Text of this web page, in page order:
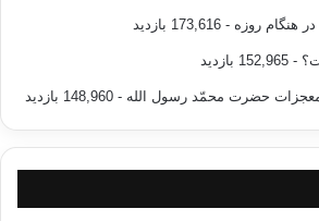
هنگام روزه - 173,616 بازدید
- 152,965 بازدید
حضرت محمّد رسول الله - 148,960 بازدید